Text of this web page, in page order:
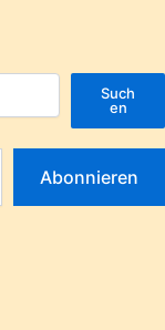
Such
en
Abonnieren